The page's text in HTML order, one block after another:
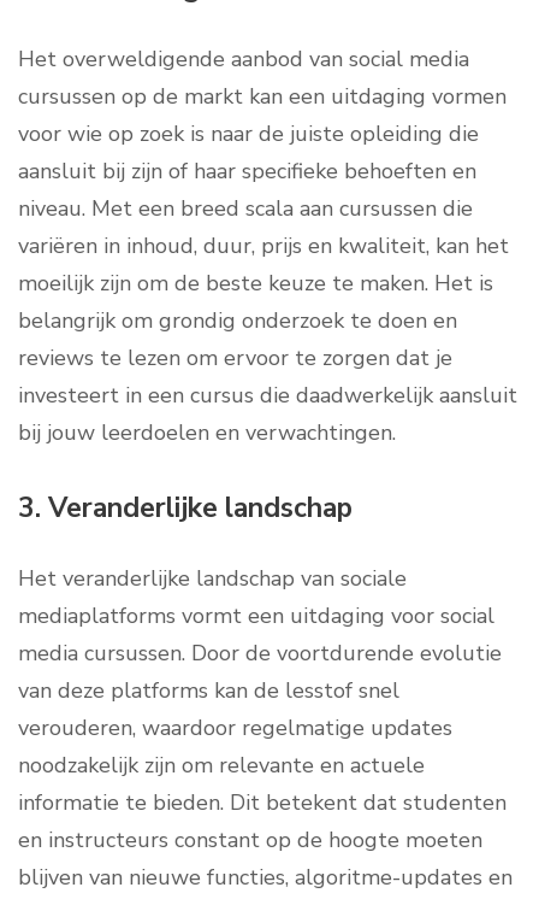
Het overweldigende aanbod van social media
cursussen op de markt kan een uitdaging vormen
voor wie op zoek is naar de juiste opleiding die
aansluit bij zijn of haar specifieke behoeften en
niveau. Met een breed scala aan cursussen die
variëren in inhoud, duur, prijs en kwaliteit, kan het
moeilijk zijn om de beste keuze te maken. Het is
belangrijk om grondig onderzoek te doen en
reviews te lezen om ervoor te zorgen dat je
investeert in een cursus die daadwerkelijk aansluit
bij jouw leerdoelen en verwachtingen.
3. Veranderlijke landschap
Het veranderlijke landschap van sociale
mediaplatforms vormt een uitdaging voor social
media cursussen. Door de voortdurende evolutie
van deze platforms kan de lesstof snel
verouderen, waardoor regelmatige updates
noodzakelijk zijn om relevante en actuele
informatie te bieden. Dit betekent dat studenten
en instructeurs constant op de hoogte moeten
blijven van nieuwe functies, algoritme-updates en